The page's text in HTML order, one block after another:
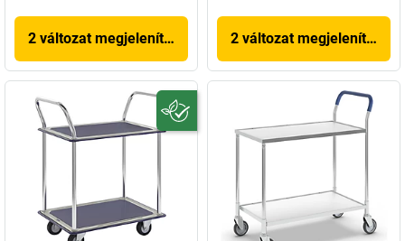
2 változat megjelenítése 2 változat megjelenítése